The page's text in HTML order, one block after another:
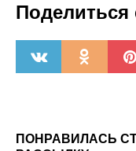
Поделиться
ПОНРАВИЛАСЬ